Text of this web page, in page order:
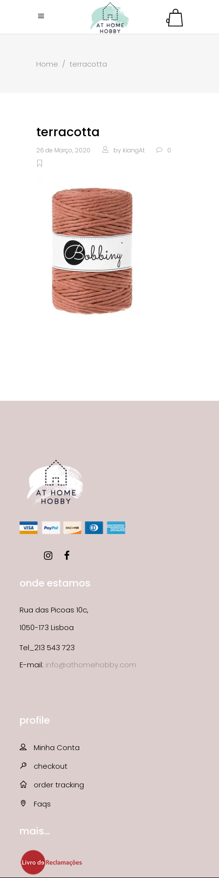
0
Home / terracotta
terracotta
26 de Março, 2020 by kiangAt 0
onde estamos
Rua das Picoas 10c,
1050-173 Lisboa
Tel_213 543 723
E-mail: info@athomehobby.com
profile
Minha Conta
checkout
order tracking
Faqs
mais...